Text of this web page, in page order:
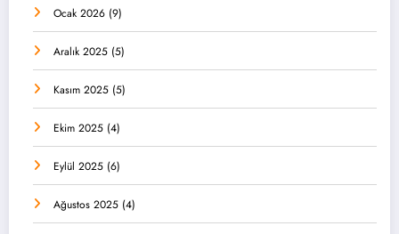
Ocak 2026 (9)
Aralık 2025 (5)
Kasım 2025 (5)
Ekim 2025 (4)
Eylül 2025 (6)
Ağustos 2025 (4)